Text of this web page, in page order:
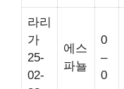
라리
가
25-
02-
에스
파뇰
0
–
0